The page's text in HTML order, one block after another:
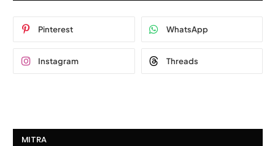
Pinterest WhatsApp
Instagram Threads
MITRA